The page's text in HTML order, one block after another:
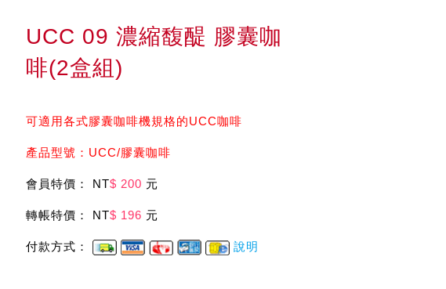
UCC 09 濃縮馥醍 膠囊咖
啡(2盒組)
可適用各式膠囊咖啡機規格的UCC咖啡
產品型號：UCC/膠囊咖啡
會員特價： NT$ 200 元
轉帳特價： NT$ 196 元
付款方式： 說明